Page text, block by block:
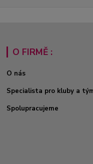
O FIRMĚ :
O nás
Specialista pro kluby a
Spolupracujeme